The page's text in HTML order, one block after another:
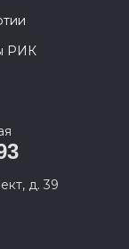
РИК
д. 39